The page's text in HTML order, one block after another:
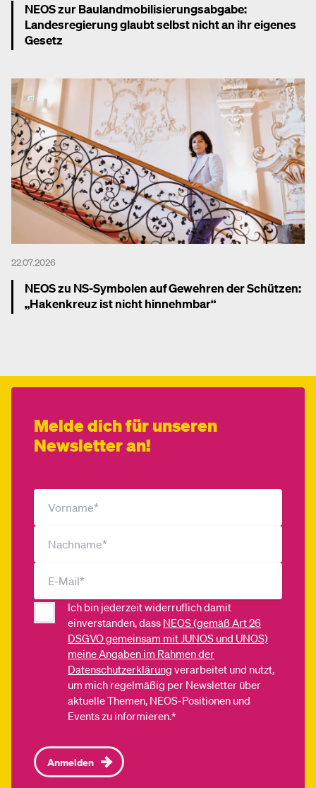
NEOS zur Baulandmobilisierungsabgabe:
Landesregierung glaubt selbst nicht an ihr eigenes
Gesetz
22.07.2026
NEOS zu NS-Symbolen auf Gewehren der Schützen:
„Hakenkreuz ist nicht hinnehmbar“
Melde dich für unseren
Newsletter an!
Ich bin jederzeit widerruflich damit
einverstanden, dass NEOS (gemäß Art 26
DSGVO gemeinsam mit JUNOS und UNOS)
meine Angaben im Rahmen der
Datenschutzerklärung verarbeitet und nutzt,
um mich regelmäßig per Newsletter über
aktuelle Themen, NEOS-Positionen und
Events zu informieren.*
Anmelden